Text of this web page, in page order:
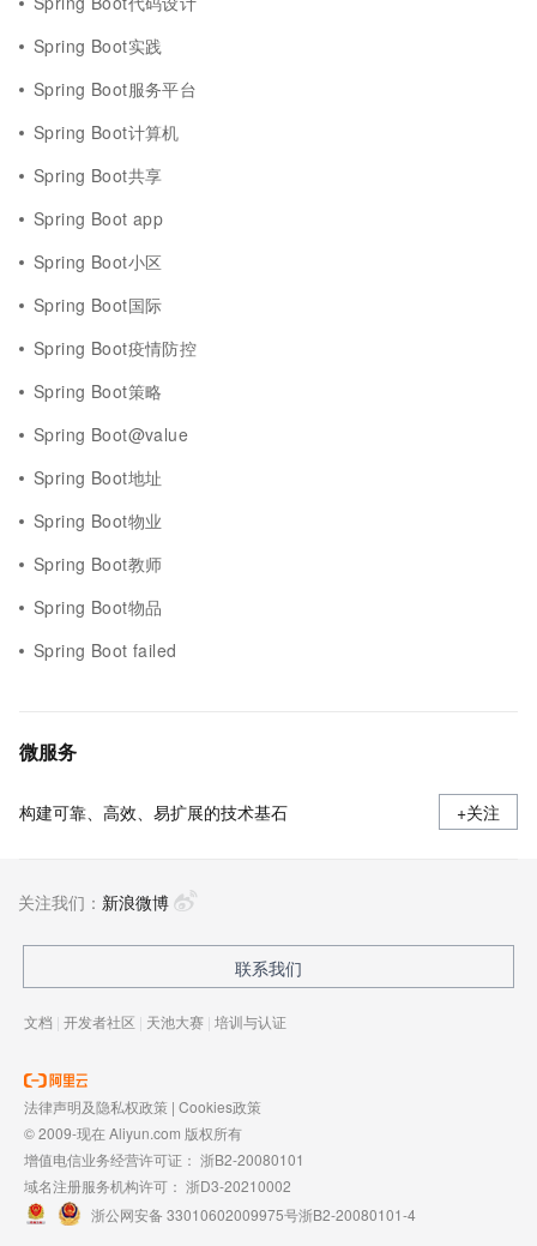
Spring Boot实践
Spring Boot服务平台
Spring Boot计算机
Spring Boot共享
Spring Boot app
Spring Boot小区
Spring Boot国际
Spring Boot疫情防控
Spring Boot策略
Spring Boot@value
Spring Boot地址
Spring Boot物业
Spring Boot教师
Spring Boot物品
Spring Boot failed
微服务
构建可靠、高效、易扩展的技术基石 +关注
关注我们： 新浪微博
联系我们
文档 | 开发者社区 | 天池大赛 | 培训与认证
法律声明及隐私权政策 | Cookies政策
© 2009-现在 Aliyun.com 版权所有
增值电信业务经营许可证： 浙B2-20080101
域名注册服务机构许可： 浙D3-20210002
浙公网安备 33010602009975号浙B2-20080101-4